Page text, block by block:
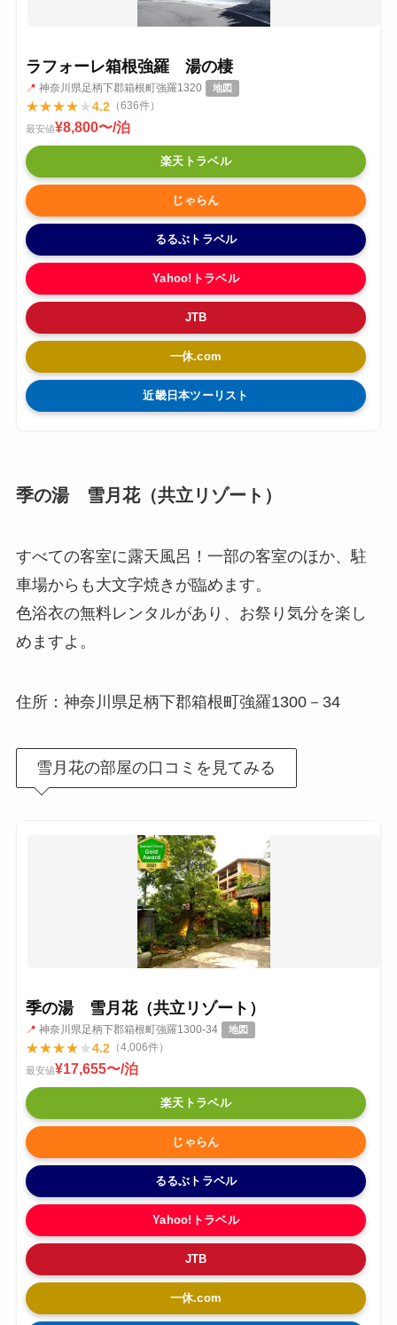
ラフォーレ箱根強羅 湯の棲
📍 神奈川県足柄下郡箱根町強羅1320 地図
★★★★★4.2 （636件）
最安値¥8,800〜/泊
楽天トラベル
じゃらん
るるぶトラベル
Yahoo!トラベル
JTB
一休.com
近畿日本ツーリスト
季の湯 雪月花（共立リゾート）
すべての客室に露天風呂！一部の客室のほか、駐
車場からも大文字焼きが臨めます。
色浴衣の無料レンタルがあり、お祭り気分を楽し
めますよ。
住所：神奈川県足柄下郡箱根町強羅1300－34
雪月花の部屋の口コミを見てみる
季の湯 雪月花（共立リゾート）
📍 神奈川県足柄下郡箱根町強羅1300-34 地図
★★★★★4.2 （4,006件）
最安値¥17,655〜/泊
楽天トラベル
じゃらん
るるぶトラベル
Yahoo!トラベル
JTB
一休.com